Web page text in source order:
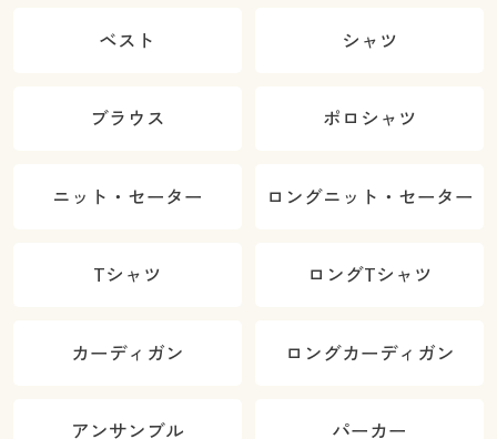
ベスト シャツ
ブラウス ポロシャツ
ニット・セーター ロングニット・セーター
Tシャツ ロングTシャツ
カーディガン ロングカーディガン
アンサンブル パーカー